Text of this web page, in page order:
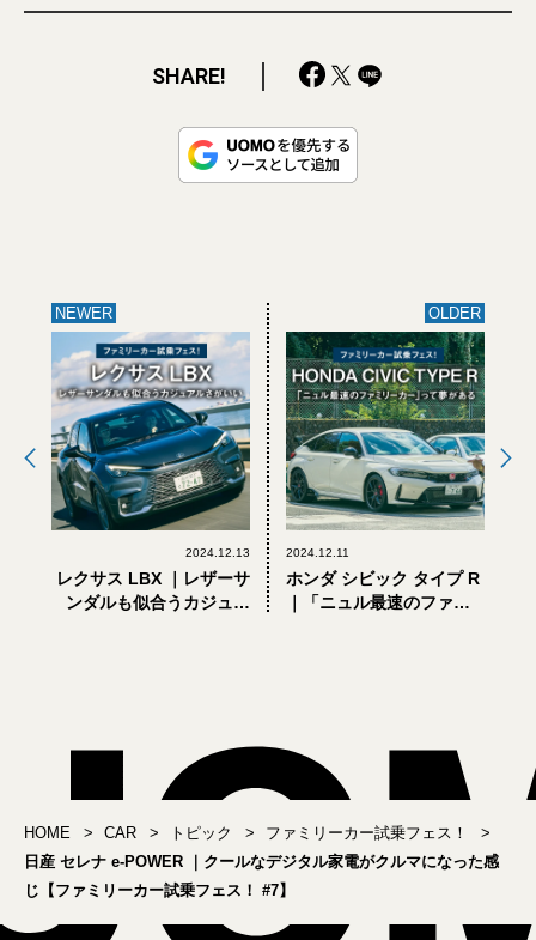
SHARE!
NEWER
2024.12.13
レクサス LBX ｜レザーサ
ンダルも似合うカジュア
OLDER
2024.12.11
ホンダ シビック タイプ R
｜「ニュル最速のファミ
HOME CAR トピック
ファミリーカー試乗フェス！
日産 セレナ e-POWER ｜クールなデジタル家電がクルマになった感
じ【ファミリーカー試乗フェス！ #7】